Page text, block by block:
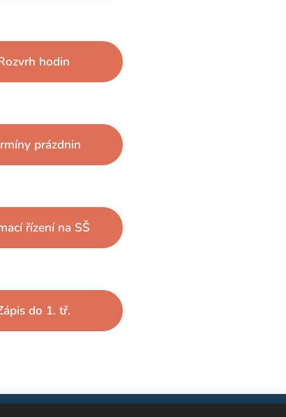
hodin
prázdnin
řízení na SŠ
do 1. tř.